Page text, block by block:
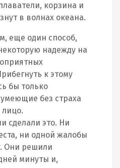
корзина и
в волнах океана.
еще один способ,
надежду на
к этому
бы только
без страха
лицо.
сделали это. Ни
ни одной жалобы
Они решили
минуты и,